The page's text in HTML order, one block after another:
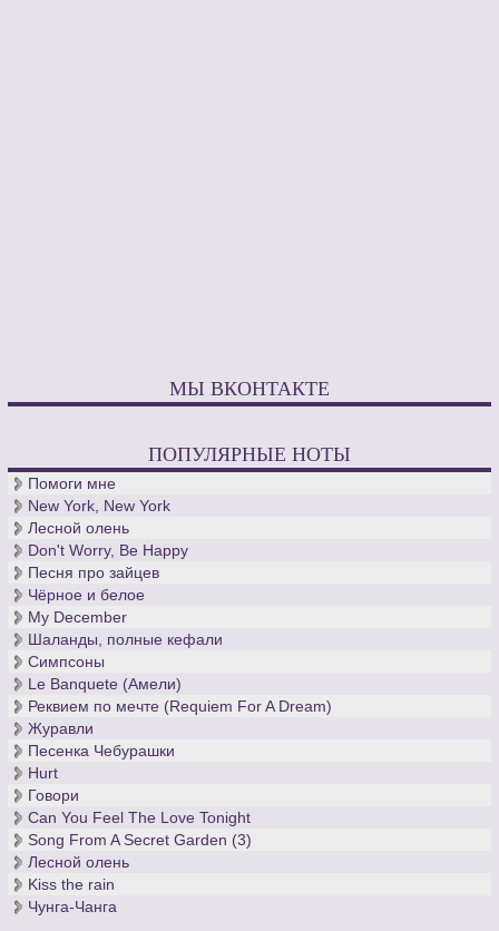
МЫ ВКОНТАКТЕ
ПОПУЛЯРНЫЕ НОТЫ
Помоги мне
New York, New York
Лесной олень
Don't Worry, Be Happy
Песня про зайцев
Чёрное и белое
My December
Шаланды, полные кефали
Симпсоны
Le Banquete (Амели)
Реквием по мечте (Requiem For A Dream)
Журавли
Песенка Чебурашки
Hurt
Говори
Can You Feel The Love Tonight
Song From A Secret Garden (3)
Лесной олень
Kiss the rain
Чунга-Чанга